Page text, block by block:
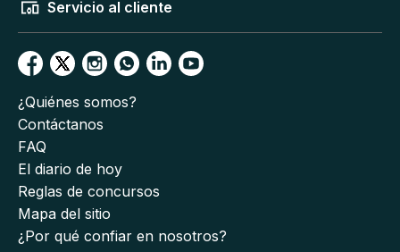
Servicio al cliente
¿Quiénes somos?
Contáctanos
FAQ
El diario de hoy
Reglas de concursos
Mapa del sitio
¿Por qué confiar en nosotros?